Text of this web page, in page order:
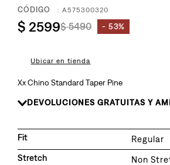
:A575300320
$ 2599$ 5490 53%
Ubicar en tienda
Xx Chino Standard Taper Pine
DEVOLUCIONES GRATUITAS Y
Fit
Regular
Stretch
Non
. campera